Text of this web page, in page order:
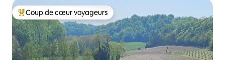
Coups de cœur voyageurs les plus appréciés
Coup de cœur voyageurs